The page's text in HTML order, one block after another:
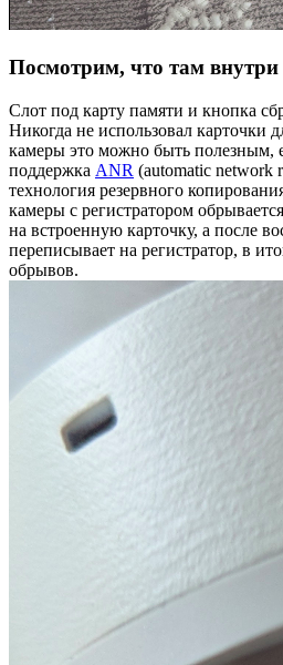
Посмотрим, что там внутри
Слот под карту памяти и кнопка
Никогда не использовал карточки
камеры это можно быть полезным,
поддержка ANR (automatic network
технология резервного
камеры с регистратором
на встроенную карточку, а после
переписывает на регистратор, в
обрывов.